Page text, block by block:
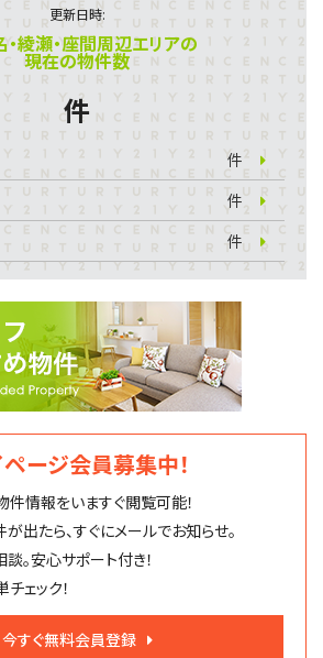
更新日時:
綾瀬・座間周辺エリアの
現在の物件数
件
件
件
件
ージ会員募集中！
件情報をいますぐ閲覧可能！
出たら、すぐにメールでお知らせ。
。安心サポート付き！
ェック！
今すぐ無料会員登録